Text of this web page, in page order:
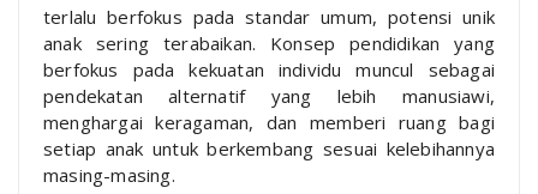
terlalu berfokus pada standar umum, potensi unik
anak sering terabaikan. Konsep pendidikan yang
berfokus pada kekuatan individu muncul sebagai
pendekatan alternatif yang lebih manusiawi,
menghargai keragaman, dan memberi ruang bagi
setiap anak untuk berkembang sesuai kelebihannya
masing-masing.